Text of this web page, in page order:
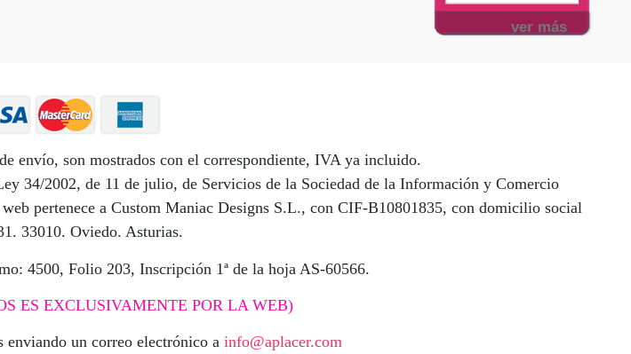
ver más
envío, son mostrados con el correspondiente, IVA ya incluido.
34/2002, de 11 de julio, de Servicios de la Sociedad de la Información y Comercio
pertenece a Custom Maniac Designs S.L., con CIF-B10801835, con domicilio social
33010. Oviedo. Asturias.
4500, Folio 203, Inscripción 1ª de la hoja AS-60566.
ES EXCLUSIVAMENTE POR LA WEB)
enviando un correo electrónico ainfo@aplacer.com